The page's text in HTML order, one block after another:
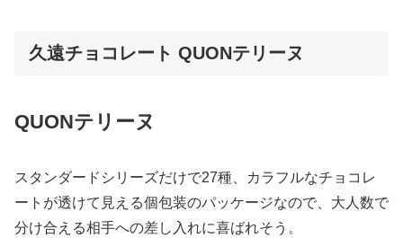
久遠チョコレート QUONテリーヌ
QUONテリーヌ
スタンダードシリーズだけで27種、カラフルなチョコレ
ートが透けて見える個包装のパッケージなので、大人数で
分け合える相手への差し入れに喜ばれそう。